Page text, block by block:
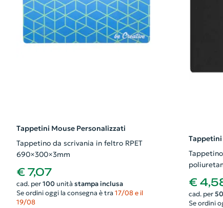
Tappetini Mouse Personalizzati
Tappetino da scrivania in feltro RPET
690×300×3mm
€ 7,07
cad. per 100unità stampa inclusa
Se ordini oggi la consegna è tra 17/08 e il
19/08
Tappetini
€
cad. per 50
Se ordini